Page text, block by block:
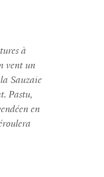
à
vent un
Sauzaie
Pastu,
en